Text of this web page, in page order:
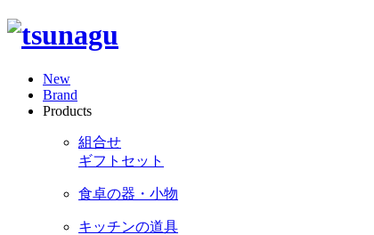
New
Brand
Products
組合せ
ギフトセット
食卓の器・小物
キッチンの道具